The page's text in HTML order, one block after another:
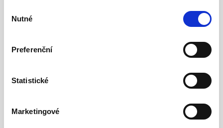
souhlasu
Nutné
Preferenční
Statistické
Marketingové